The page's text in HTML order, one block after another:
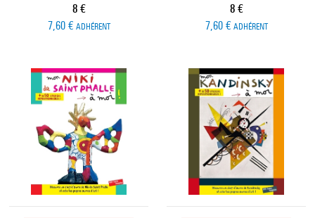
Prix ​​actuel
8 €
7,60 € ADHÉRENT
Prix ​​actuel
8 €
7,60 € ADHÉRENT